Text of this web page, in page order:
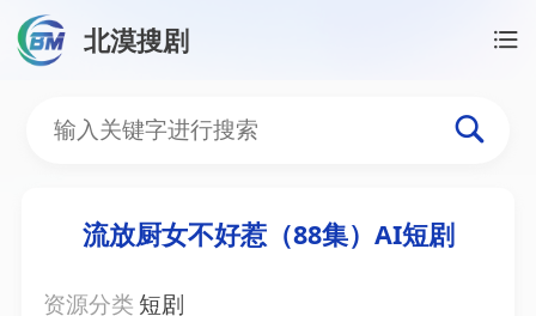
北漠搜剧
流放厨女不好惹（88集）
流放厨女不好惹（88集）AI短剧
资源分类 短剧